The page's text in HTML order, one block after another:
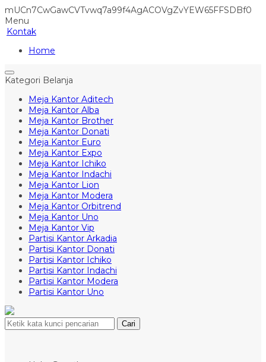
mUCn7CwGawCVTvwq7a99f4AgACOVgZvYEW65FFSDBf0
Menu
Kontak
Home
Kategori Belanja
Meja Kantor Aditech
Meja Kantor Alba
Meja Kantor Brother
Meja Kantor Donati
Meja Kantor Euro
Meja Kantor Expo
Meja Kantor Ichiko
Meja Kantor Indachi
Meja Kantor Lion
Meja Kantor Modera
Meja Kantor Orbitrend
Meja Kantor Uno
Meja Kantor Vip
Partisi Kantor Arkadia
Partisi Kantor Donati
Partisi Kantor Ichiko
Partisi Kantor Indachi
Partisi Kantor Modera
Partisi Kantor Uno
Cari